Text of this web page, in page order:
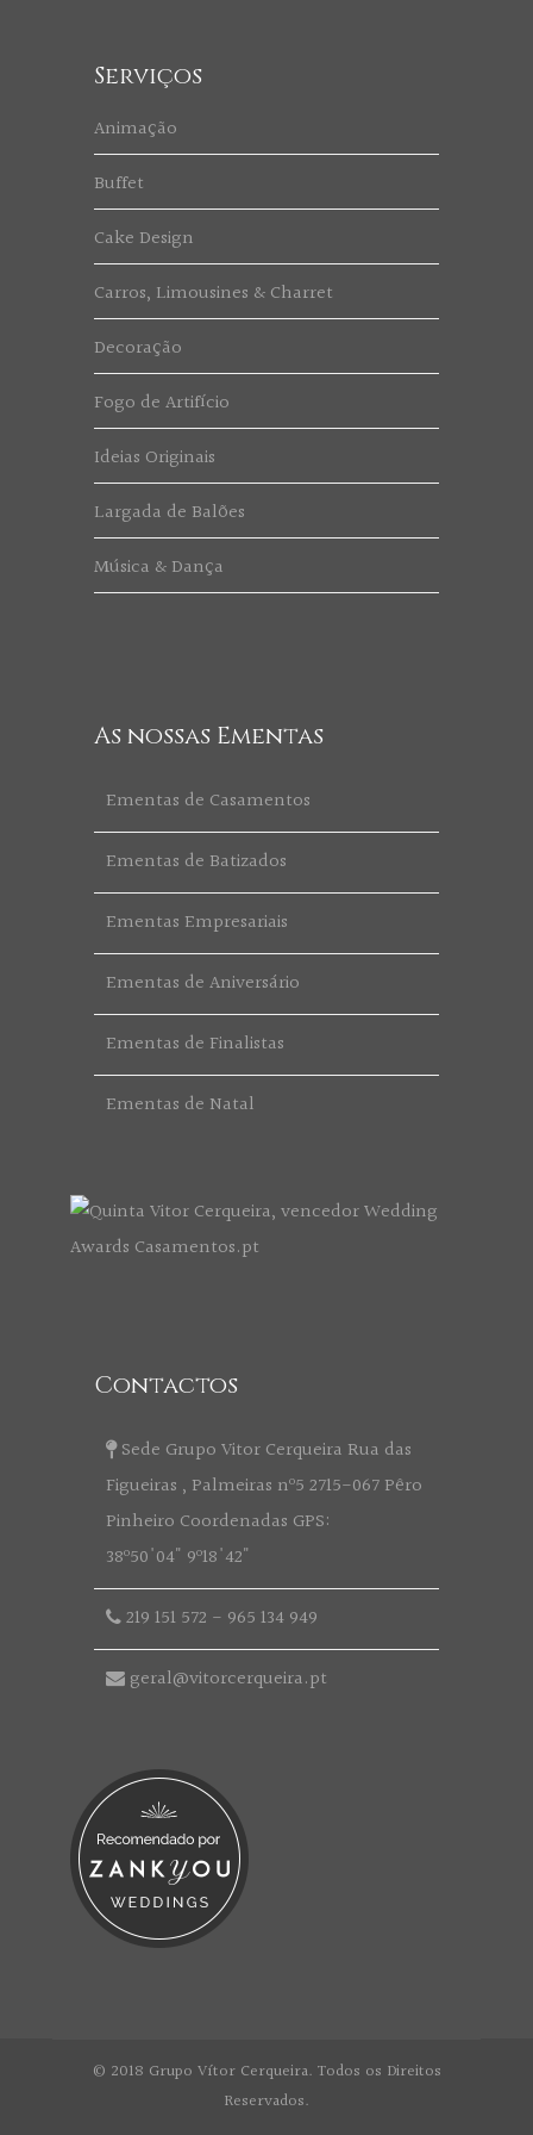
Serviços
Animação
Buffet
Cake Design
Carros, Limousines & Charret
Decoração
Fogo de Artifício
Ideias Originais
Largada de Balões
Música & Dança
As nossas Ementas
Ementas de Casamentos
Ementas de Batizados
Ementas Empresariais
Ementas de Aniversário
Ementas de Finalistas
Ementas de Natal
Contactos
Sede Grupo Vitor Cerqueira Rua das
Figueiras , Palmeiras nº5 2715-067 Pêro
Pinheiro Coordenadas GPS:
38º50'04" 9º18'42"
219 151 572 - 965 134 949
geral@vitorcerqueira.pt
© 2018 Grupo Vítor Cerqueira. Todos os Direitos
Reservados.